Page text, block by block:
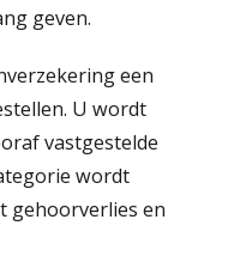
geven.
een
U wordt
vastgestelde
wordt
gehoorverlies en